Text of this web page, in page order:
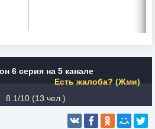
6 серия на 5 канале
Есть жалоба? (Жми)
8.1/10 (13 чел.)